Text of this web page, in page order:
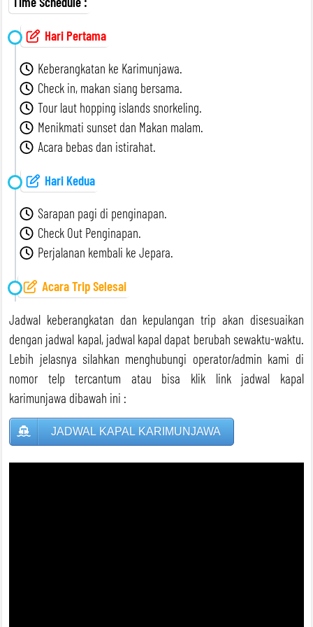
BOOK WA NOW
BOOK WA NOW
Hari Pertama
Keberangkatan ke Karimunjawa.
Check in, makan siang bersama.
Tour laut hopping islands snorkeling.
Menikmati sunset dan Makan malam.
Acara bebas dan istirahat.
Hari Kedua
Sarapan pagi di penginapan.
Check Out Penginapan.
Perjalanan kembali ke Jepara.
Acara Trip Selesai
Jadwal keberangkatan dan kepulangan trip akan disesuaikan
dengan jadwal kapal, jadwal kapal dapat berubah sewaktu-waktu.
Lebih jelasnya silahkan menghubungi operator/admin kami di
nomor telp tercantum atau bisa klik link jadwal kapal
karimunjawa dibawah ini :
JADWAL KAPAL KARIMUNJAWA